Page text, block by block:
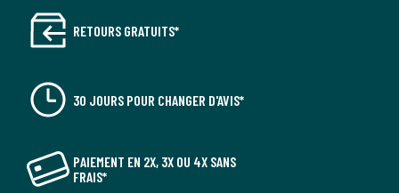
RETOURS GRATUITS*
30 JOURS POUR CHANGER D'AVIS*
PAIEMENT EN 2X, 3X OU 4X SANS
FRAIS*